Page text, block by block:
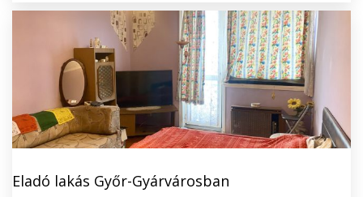
Eladó lakás Győr-Gyárvárosban